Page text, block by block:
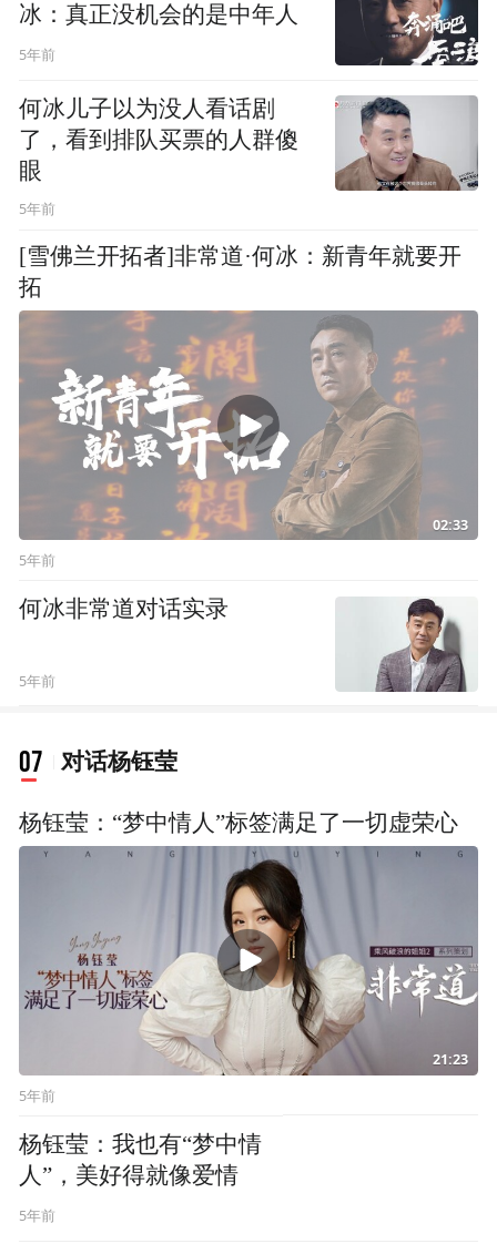
冰：真正没机会的是中年人
5年前
何冰儿子以为没人看话剧
了，看到排队买票的人群傻
眼
5年前
[雪佛兰开拓者]非常道·何冰：新青年就要开
拓
02:33
5年前
何冰非常道对话实录
5年前
07 对话杨钰莹
杨钰莹：“梦中情人”标签满足了一切虚荣心
21:23
5年前
杨钰莹：我也有“梦中情
人”，美好得就像爱情
5年前